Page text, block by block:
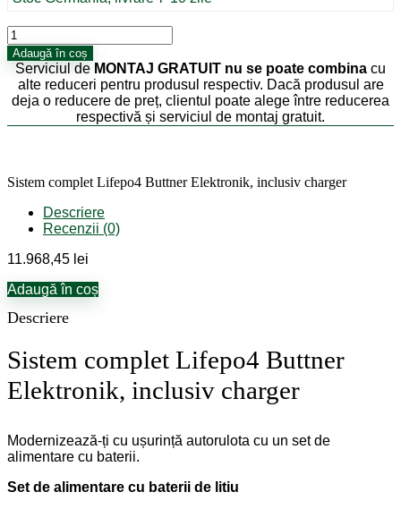
Cantitate
Sistem
complet
Lifepo4
Buttner
Elektronik,
inclusiv
Adaugă în coș
Serviciul de MONTAJ GRATUIT nu se poate combina cu
alte reduceri pentru produsul respectiv. Dacă produsul are
deja o reducere de preț, clientul poate alege între reducerea
respectivă și serviciul de montaj gratuit.
Sistem complet Lifepo4 Buttner Elektronik, inclusiv charger
Descriere
Recenzii (0)
11.968,45 lei
Adaugă în coș
Descriere
Sistem complet Lifepo4 Buttner
Elektronik, inclusiv charger
Modernizează-ți cu ușurință autorulota cu un set de
alimentare cu baterii.
Set de alimentare cu baterii de litiu